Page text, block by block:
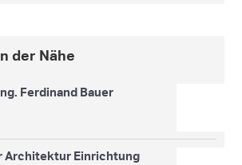
der Nähe
Ferdinand Bauer
Architektur Einrichtung